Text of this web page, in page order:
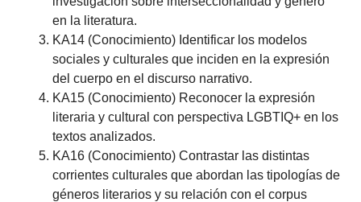
en la literatura.
KA14 (Conocimiento) Identificar los modelos
sociales y culturales que inciden en la expresión
del cuerpo en el discurso narrativo.
KA15 (Conocimiento) Reconocer la expresión
literaria y cultural con perspectiva LGBTIQ+ en los
textos analizados.
KA16 (Conocimiento) Contrastar las distintas
corrientes culturales que abordan las tipologías de
géneros literarios y su relación con el corpus